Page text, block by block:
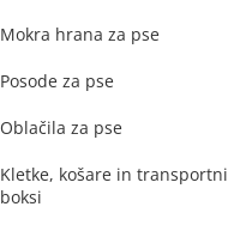
Mokra hrana za pse
Posode za pse
Oblačila za pse
Kletke, košare in transportni
boksi